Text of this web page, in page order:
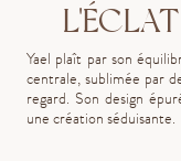
Yael plaît par son
centrale, sublimée par
regard. Son design
une création séduisante.